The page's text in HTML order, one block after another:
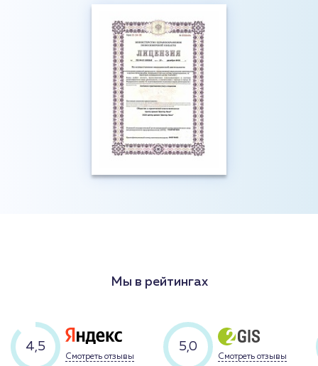
Мы в рейтингах
4,5
Смотреть отзывы
5,0
Смотреть отзывы